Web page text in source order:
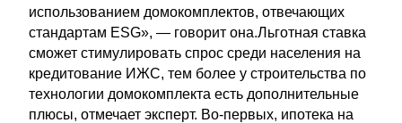
использованием домокомплектов, отвечающих
стандартам ESG», — говорит она.Льготная ставка
сможет стимулировать спрос среди населения на
кредитование ИЖС, тем более у строительства по
технологии домокомплекта есть дополнительные
плюсы, отмечает эксперт. Во-первых, ипотека на